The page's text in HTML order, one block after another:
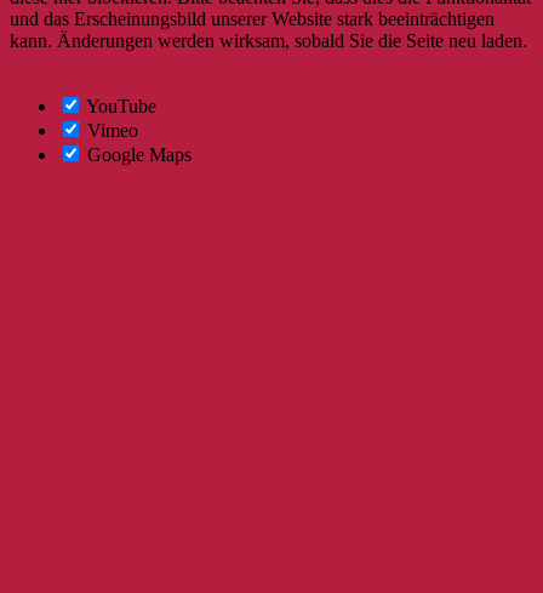
und das Erscheinungsbild unserer Website stark beeinträchtigen
kann. Änderungen werden wirksam, sobald Sie die Seite neu laden.
YouTube
Vimeo
Google Maps